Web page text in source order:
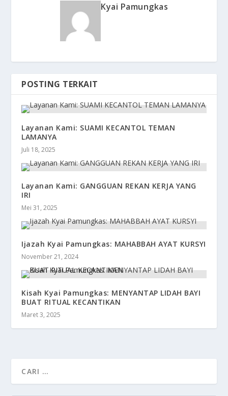
Kyai Pamungkas
POSTING TERKAIT
Layanan Kami: SUAMI KECANTOL TEMAN
LAMANYA
Juli 18, 2025
Layanan Kami: GANGGUAN REKAN KERJA YANG
IRI
Mei 31, 2025
Ijazah Kyai Pamungkas: MAHABBAH AYAT KURSYI
November 21, 2024
Kisah Kyai Pamungkas: MENYANTAP LIDAH BAYI
BUAT RITUAL KECANTIKAN
Maret 3, 2025